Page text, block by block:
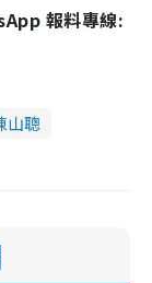
報料專線:
山聰